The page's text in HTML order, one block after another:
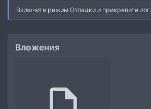
Включите режим Отладки и прикрепите лог.
Вложения